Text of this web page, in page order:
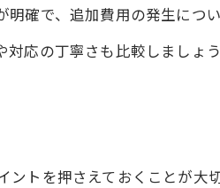
る外構工事の工夫とは
外構工事の設計ポイント
た外構工事の魅力と工夫
確で、追加費用の発生につ
応の丁寧さも比較しましょ
トを押さえておくことが大